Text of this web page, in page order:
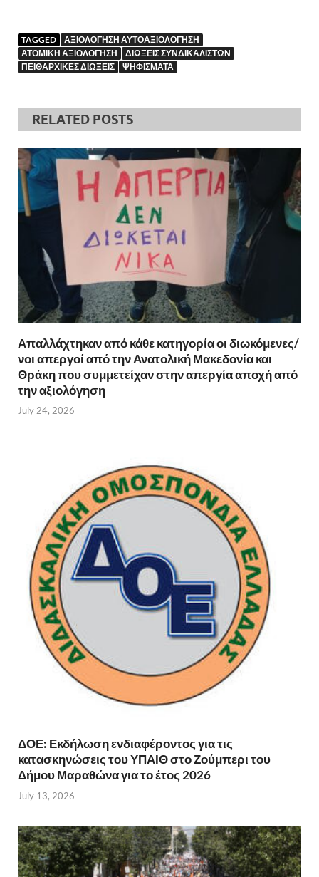
TAGGED
ΑΞΙΟΛΟΓΗΣΗ ΑΥΤΟΑΞΙΟΛΟΓΗΣΗ
ΑΤΟΜΙΚΗ ΑΞΙΟΛΟΓΗΣΗ
ΔΙΩΞΕΙΣ ΣΥΝΔΙΚΑΛΙΣΤΩΝ
ΠΕΙΘΑΡΧΙΚΕΣ ΔΙΩΞΕΙΣ
ΨΗΦΙΣΜΑΤΑ
RELATED POSTS
Απαλλάχτηκαν από κάθε κατηγορία οι διωκόμενες/
νοι απεργοί από την Ανατολική Μακεδονία και
Θράκη που συμμετείχαν στην απεργία αποχή από
την αξιολόγηση
July 24, 2026
ΔΟΕ: Εκδήλωση ενδιαφέροντος για τις
κατασκηνώσεις του ΥΠΑΙΘ στο Ζούμπερι του
Δήμου Μαραθώνα για το έτος 2026
July 13, 2026